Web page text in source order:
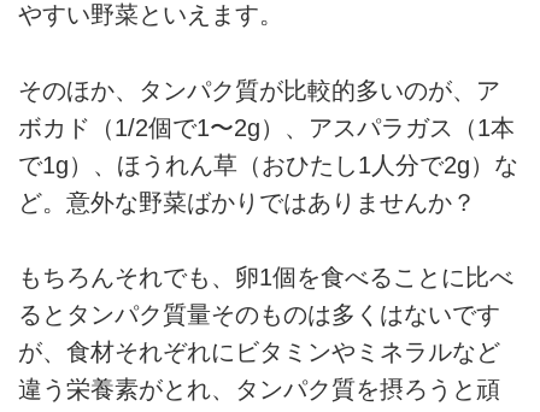
やすい野菜といえます。
そのほか、タンパク質が比較的多いのが、ア
ボカド（1/2個で1〜2g）、アスパラガス（1本
で1g）、ほうれん草（おひたし1人分で2g）な
ど。意外な野菜ばかりではありませんか？
もちろんそれでも、卵1個を食べることに比べ
るとタンパク質量そのものは多くはないです
が、食材それぞれにビタミンやミネラルなど
違う栄養素がとれ、タンパク質を摂ろうと頑